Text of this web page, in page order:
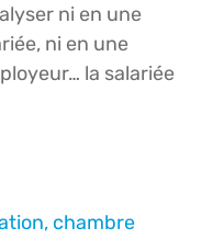
ni en une
ni en une
la salariée
chambre